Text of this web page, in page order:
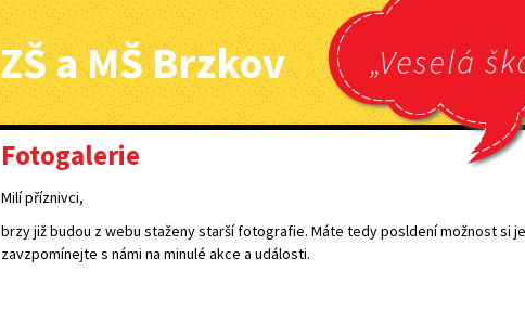
ZŠ a MŠ Brzkov
Fotogalerie
Milí příznivci,
brzy již budou z webu staženy starší fotografie. Máte tedy posldení možnost si
zavzpomínejte s námi na minulé akce a události.